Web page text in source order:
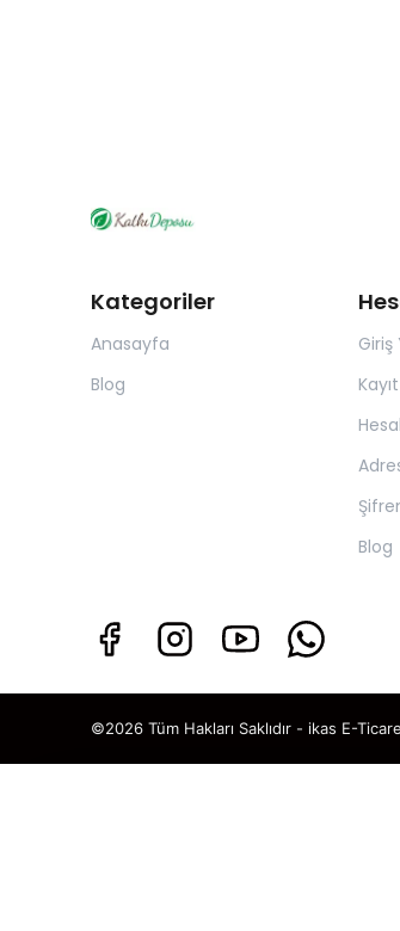
Kategoriler
Anasayfa
Blog
Giriş
Blog
©2026 Tüm Hakları Saklıdır - ikas E-